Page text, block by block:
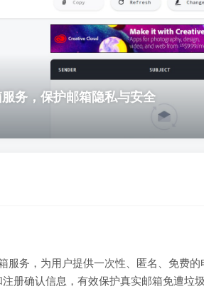
务，保护邮箱隐私与安全
服务，为用户提供一次性、匿名、免费
册确认信息，有效保护真实邮箱免遭垃